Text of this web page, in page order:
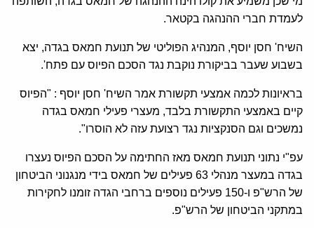
לעמדת חברי ההנהגה בקטאר.
השיח' חסן יוסף, המנהיג הפוליטי של תנועת חמאס בגדה, יצא
בשבוע שעבר בביקורת נוקבת נגד הסכם הפיוס עם פתח'.
בראיונות לכמה אמצעי תקשורת אמר השיח' חסן יוסף : "הפיוס
קיים באמצעי התקשורת בלבד, מעצרי פעילי חמאס בגדה
נמשכים וגם הסנקציות נגד רצועת עזה לא הוסרו".
עפ"י נתוני תנועת חמאס מאז החתימה על הסכם הפיוס נעצרו
בגדה במעצר מנהלי 63 פעילים של חמאס בידי מנגנוני הביטחון
של הרש"פ ו-150 פעילים נוספים ברחבי הגדה זומנו לחקירות
במתקני הביטחון של הרש"פ.